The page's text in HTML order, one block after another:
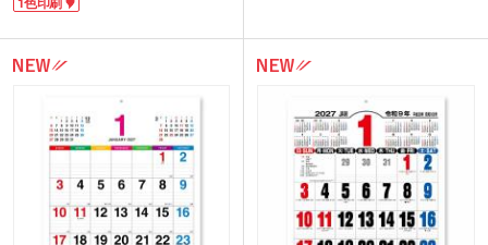
表示可能。罫線入りのメモスペースで予
管理に便利です。
カレンダー下部に名入れが可能。企業名
を入れて配布すれば、年間を通してアピ
ば、吉日・季節・行事・俳句など暦にま
つわるコラムを無料で楽しめます。
手提げポリ袋付きなので、動物病院・ト
リミングサロン・ペットショップなどの
年末の配布品としておすすめです。